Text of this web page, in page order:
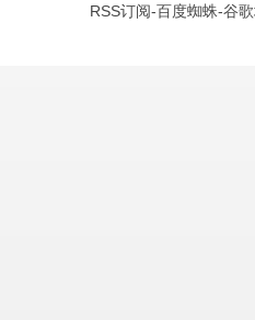
RSS订阅-百度蜘蛛-谷